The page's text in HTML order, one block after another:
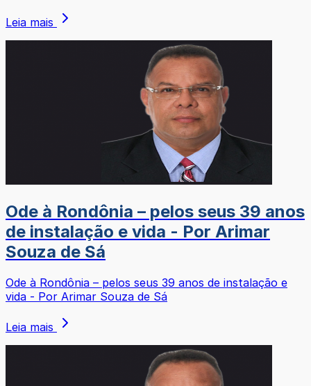
Leia mais
Ode à Rondônia – pelos seus 39 anos
de instalação e vida - Por Arimar
Souza de Sá
Ode à Rondônia – pelos seus 39 anos de instalação e
vida - Por Arimar Souza de Sá
Leia mais